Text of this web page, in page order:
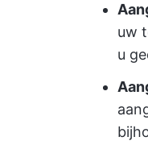
uw
u